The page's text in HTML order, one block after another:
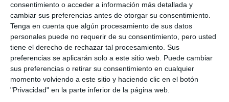
consentimiento o acceder a información más detallada y
cambiar sus preferencias antes de otorgar su consentimiento.
Tenga en cuenta que algún procesamiento de sus datos
personales puede no requerir de su consentimiento, pero usted
tiene el derecho de rechazar tal procesamiento. Sus
preferencias se aplicarán solo a este sitio web. Puede cambiar
sus preferencias o retirar su consentimiento en cualquier
momento volviendo a este sitio y haciendo clic en el botón
"Privacidad" en la parte inferior de la página web.